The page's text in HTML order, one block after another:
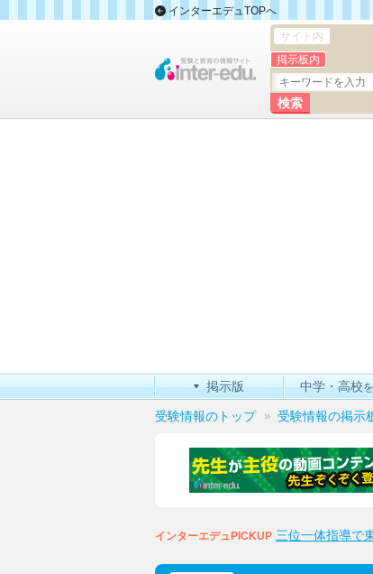
インターエデュTOPへ
サイト内
掲示板内
掲示版 中学・高校
受験情報のトップ 受験情報の掲示
インターエデュPICKUP 三位一体指導で